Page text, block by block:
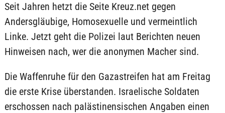
Seit Jahren hetzt die Seite Kreuz.net gegen
Andersgläubige, Homosexuelle und vermeintlich
Linke. Jetzt geht die Polizei laut Berichten neuen
Hinweisen nach, wer die anonymen Macher sind.
Die Waffenruhe für den Gazastreifen hat am Freitag
die erste Krise überstanden. Israelische Soldaten
erschossen nach palästinensischen Angaben einen